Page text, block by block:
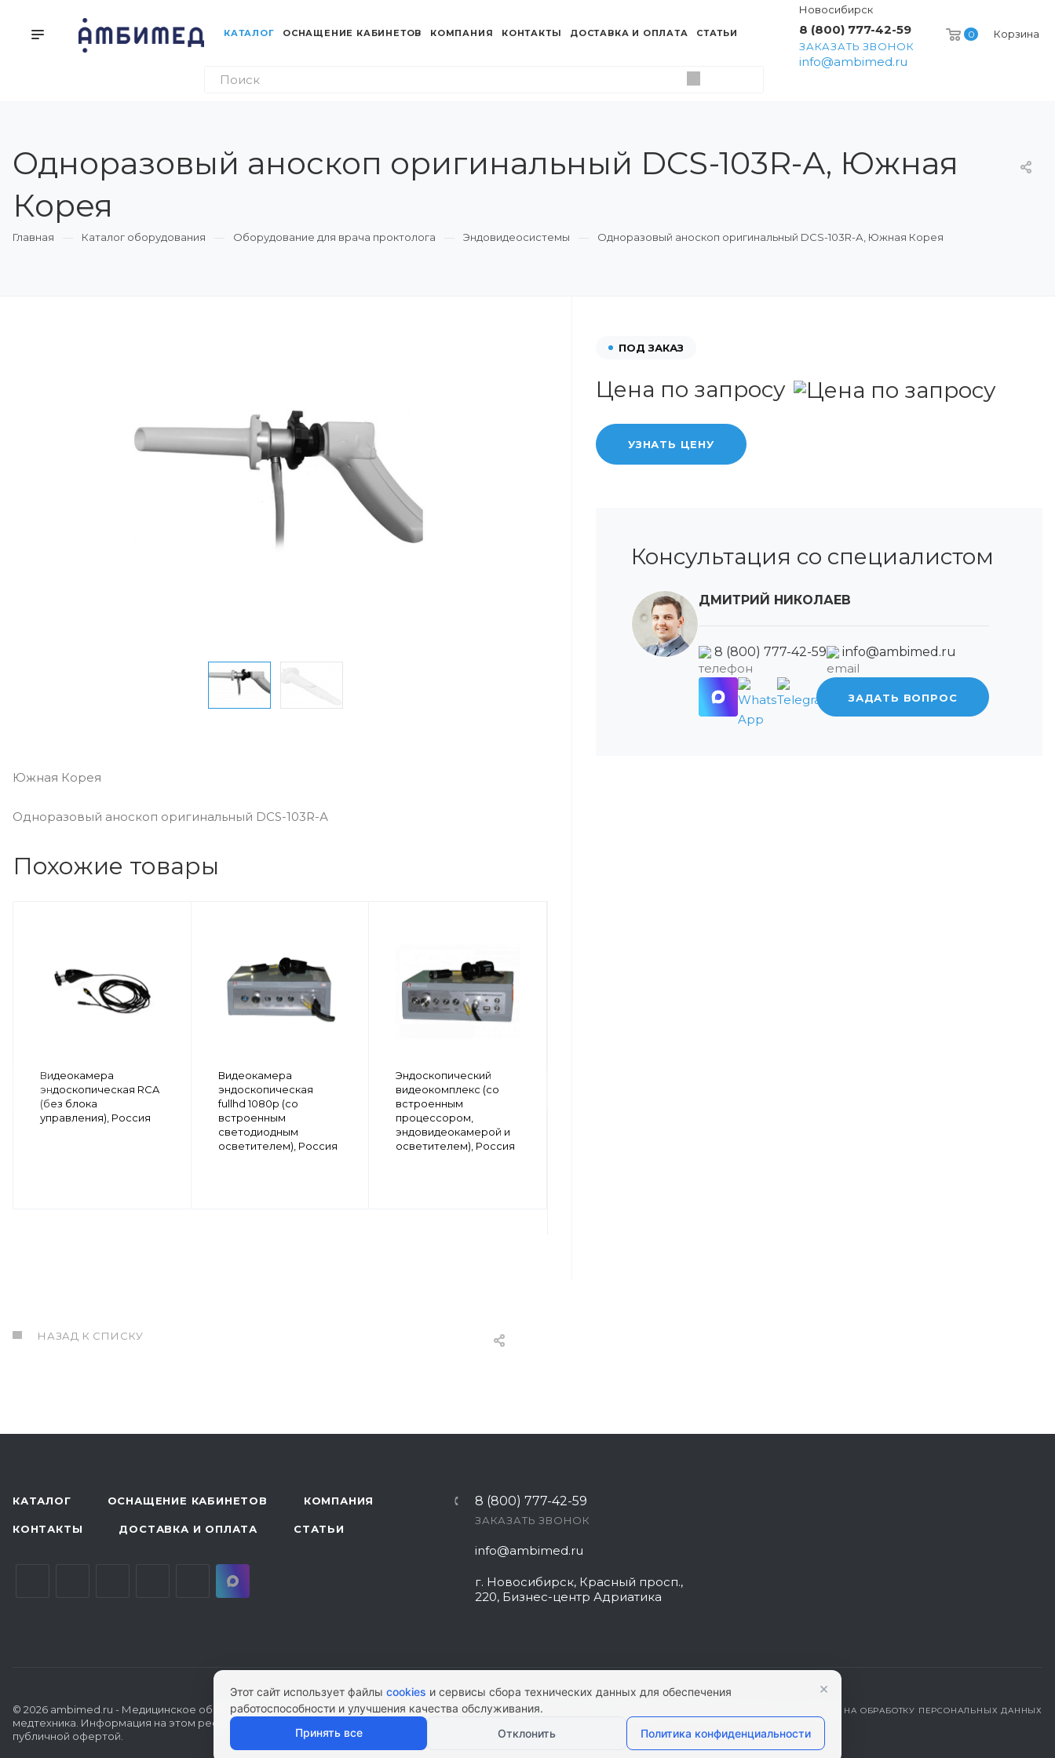
0 Корзина
Новосибирск
8 (800) 777-42-59
ЗАКАЗАТЬ ЗВОНОК
info@ambimed.ru
КАТАЛОГ ОСНАЩЕНИЕ КАБИНЕТОВ КОМПАНИЯ КОНТАКТЫ ДОСТАВКА И ОПЛАТА СТАТЬИ
Одноразовый аноскоп оригинальный DCS-103R-А, Южная
Корея
Главная Каталог оборудования Оборудование для врача проктолога Эндовидеосистемы Одноразовый аноскоп оригинальный DCS-103R-А, Южная Корея
ПОД ЗАКАЗ
Цена по запросу
УЗНАТЬ ЦЕНУ
Консультация со специалистом
ДМИТРИЙ НИКОЛАЕВ
8 (800) 777-42-59 info@ambimed.ru
ЗАДАТЬ ВОПРОС
Южная Корея
Одноразовый аноскоп оригинальный DCS-103R-А
Похожие товары
Видеокамера
эндоскопическая RCA
(без блока
управления), Россия
Видеокамера
эндоскопическая
fullhd 1080p (со
встроенным
светодиодным
осветителем), Россия
Эндоскопический
видеокомплекс (со
встроенным
процессором,
эндовидеокамерой и
осветителем), Россия
НАЗАД К СПИСКУ
КАТАЛОГ ОСНАЩЕНИЕ КАБИНЕТОВ КОМПАНИЯ
КОНТАКТЫ ДОСТАВКА И ОПЛАТА СТАТЬИ
8 (800) 777-42-59
ЗАКАЗАТЬ ЗВОНОК
info@ambimed.ru
г. Новосибирск, Красный просп.,
220, Бизнес-центр Адриатика
КАРТА САЙТА СОГЛАСИЕ НА ОБРАБОТКУ ПЕРСОНАЛЬНЫХ ДАННЫХ
© 2026 ambimed.ru - Медицинское оборудование и
медтехника. Информация на этом ресурсе не является
публичной офертой.
Этот сайт использует файлы cookies и сервисы сбора технических данных для обеспечения
работоспособности и улучшения качества обслуживания.
Принять все
Отклонить Политика конфиденциальности
×